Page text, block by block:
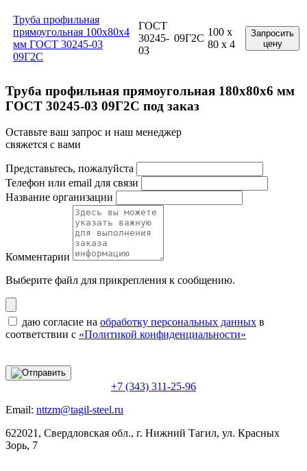
Труба профильная
прямоугольная 100x80x4
мм ГОСТ 30245-03
09Г2С
ГОСТ
30245-
03
09Г2С
100 x
80 x 4
Запросить
цену
Труба профильная прямоугольная 180x80x6 мм
ГОСТ 30245-03 09Г2С под заказ
Оставьте ваш запрос и наш менеджер
свяжется с вами
Представьтесь, пожалуйста
Телефон или email для связи
Название организации
Комментарии
Выберите файл для прикрепления к сообщению.
даю согласие на обработку персональных данных в
соответствии с «Политикой конфиденциальности»
+7 (343) 311-25-96
Email: nttzm@tagil-steel.ru
622021, Свердловская обл., г. Нижний Тагил, ул. Красных
Зорь, 7